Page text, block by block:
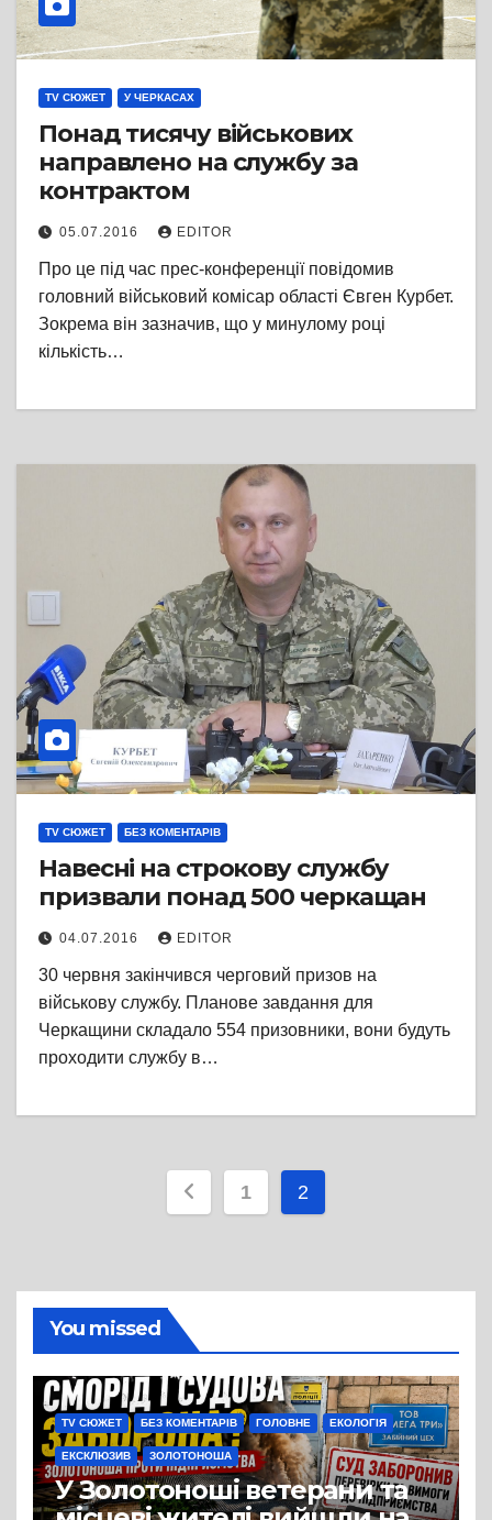
TV СЮЖЕТ У ЧЕРКАСАХ
Понад тисячу військових
направлено на службу за
контрактом
05.07.2016 EDITOR
Про це під час прес-конференції повідомив
головний військовий комісар області Євген Курбет.
Зокрема він зазначив, що у минулому році
кількість…
TV СЮЖЕТ БЕЗ КОМЕНТАРІВ
Навесні на строкову службу
призвали понад 500 черкащан
04.07.2016 EDITOR
30 червня закінчився черговий призов на
військову службу. Планове завдання для
Черкащини складало 554 призовники, вони будуть
проходити службу в…
Пагінація
1 2
You missed
TV СЮЖЕТ БЕЗ КОМЕНТАРІВ ГОЛОВНЕ ЕКОЛОГІЯ
ЕКСКЛЮЗИВ ЗОЛОТОНОША
У Золотоноші ветерани та